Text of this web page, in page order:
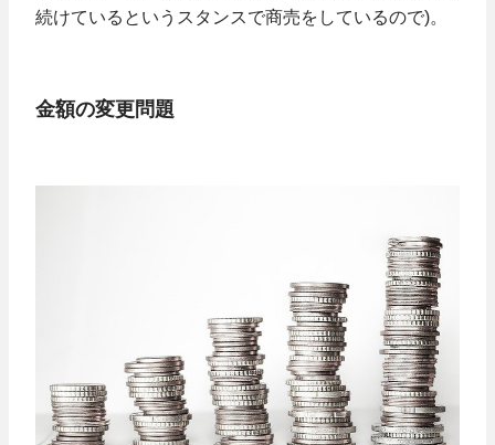
続けているというスタンスで商売をしているので)。
金額の変更問題